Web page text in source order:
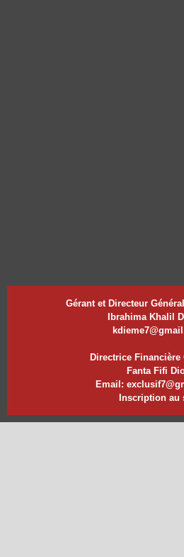
Gérant et Directeur
Ibrahima Khalil
Directrice Financière
Fanta Fifi
Email:
Inscription au